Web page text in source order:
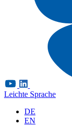
Leichte Sprache
DE
EN